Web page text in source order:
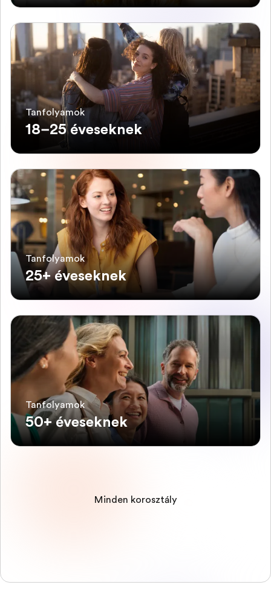
Tanfolyamok
18–25 éveseknek
Tanfolyamok
25+ éveseknek
Tanfolyamok
50+ éveseknek
Minden korosztály